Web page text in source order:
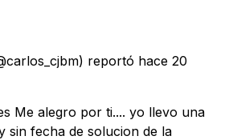
reportó hace 20
Me alegro por ti.... yo llevo una
sin fecha de solucion de la